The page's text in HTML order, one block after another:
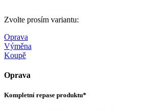
Zvolte prosím variantu:
Oprava
Výměna
Koupě
Oprava
Kompletní repase produktu*